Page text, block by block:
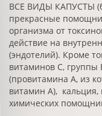
ВСЕ ВИДЫ КАПУСТЫ
прекрасные
организма от
действие на
(эндотелий). Кроме
витаминов С, группы
(провитамина А, из
витамин А), кальция,
химических